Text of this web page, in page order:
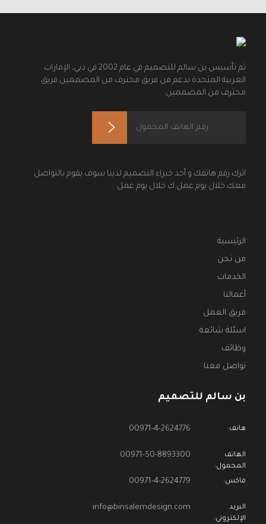
تم تأسيس بن سالم للتصميم في عام 2002 في دبي، الإمارات
العربية المتحدة بدعم من فريق محترف من المصممين.فريق
محترف من المصممين.
اترك رقم هاتفك و أحد خبراء التصميم لدينا سوف يقوم بالتواصل
معك خلال يوم عمل.ك خلال يوم عمل .
الرئيسية
من نحن
الخدمات
أعمالنا
فريق العمل
اسئلة شائعة
وظائف
تواصل معنا
بن سالم للتصميم
هاتف: 00971-4-2624776
الهاتف
المحمول:
00971-50-8893300
فاكس: 00971-4-2624779
البريد
الإلكتروني:
info@binsalemdesign.com